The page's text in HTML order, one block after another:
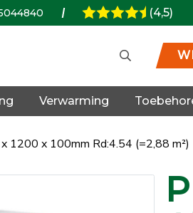
(4,5)
Verwarming
1200 x 100mm Rd:4.54 (=2,88 m²)